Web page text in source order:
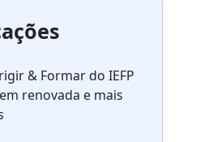
& Formar do IEFP
renovada e mais